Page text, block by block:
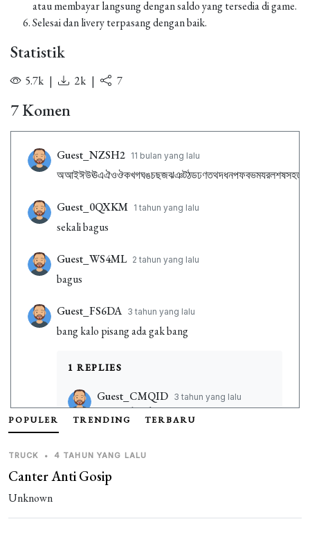
atau membayar langsung dengan saldo yang tersedia di game.
Selesai dan livery terpasang dengan baik.
Statistik
5.7k | 2k | 7
7 Komen
Guest_NZSH2 11 bulan yang lalu
Guest_0QXKM 1 tahun yang lalu
sekali bagus
Guest_WS4ML 2 tahun yang lalu
bagus
Guest_FS6DA 3 tahun yang lalu
bang kalo pisang ada gak bang
1 REPLIES
Guest_CMQID 3 tahun yang lalu
Woi Maksudnya apa ini
Guest_E0HFI
Guest_HKQ8T
POPULER TRENDING TERBARU
TRUCK • 4 TAHUN YANG LALU
Canter Anti Gosip
Unknown